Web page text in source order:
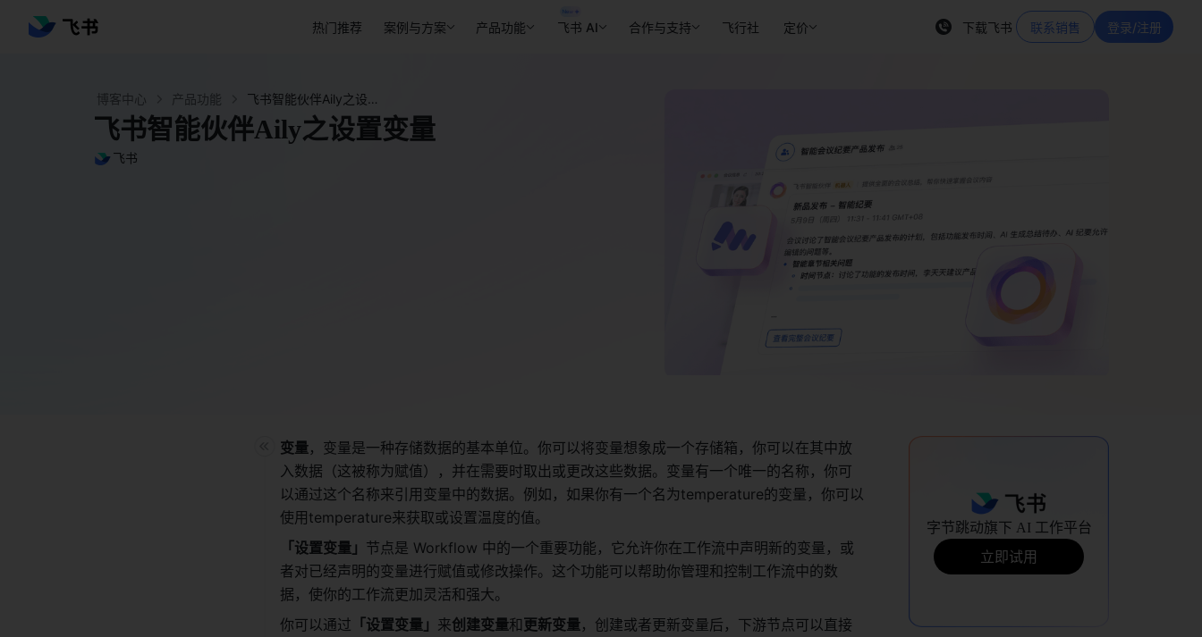
热门推荐 案例与方案 产品功能 飞书 AI 合作与支持 飞行社 定价 下载飞书 联系销售 登录/注册
博客中心 产品功能 飞书智能伙伴Aily之设置变量 - 飞书官网
飞书智能伙伴Aily之设置变量
飞书
变量，变量是一种存储数据的基本单位。你可以将变量想象成一个存储箱，你可以在其中放
入数据（这被称为赋值），并在需要时取出或更改这些数据。变量有一个唯一的名称，你可
以通过这个名称来引用变量中的数据。例如，如果你有一个名为temperature的变量，你可以
使用temperature来获取或设置温度的值。
「设置变量」 节点是 Workflow 中的一个重要功能，它允许你在工作流中声明新的变量，或
者对已经声明的变量进行赋值或修改操作。这个功能可以帮助你管理和控制工作流中的数
据，使你的工作流更加灵活和强大。
你可以通过 「设置变量」 来创建变量和更新变量，创建或者更新变量后，下游节点可以直接
字节跳动旗下 AI 工作平台
立即试用